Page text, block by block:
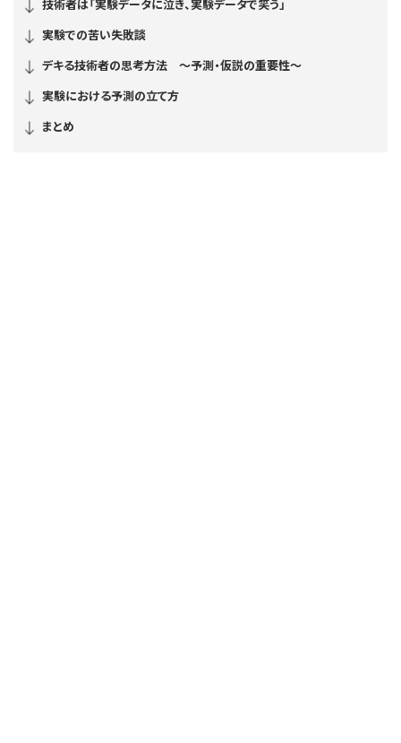
技術者は「実験データに泣き、実験データで笑う」
実験での苦い失敗談
デキる技術者の思考方法 ～予測・仮説の重要性～
実験における予測の立て方
まとめ